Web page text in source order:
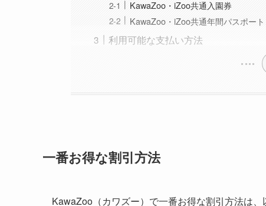
一番お得な割引方法
割引券・クーポン一覧
KawaZoo・iZoo共通年間パスポート